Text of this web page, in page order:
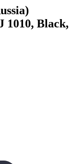
1010, Black,